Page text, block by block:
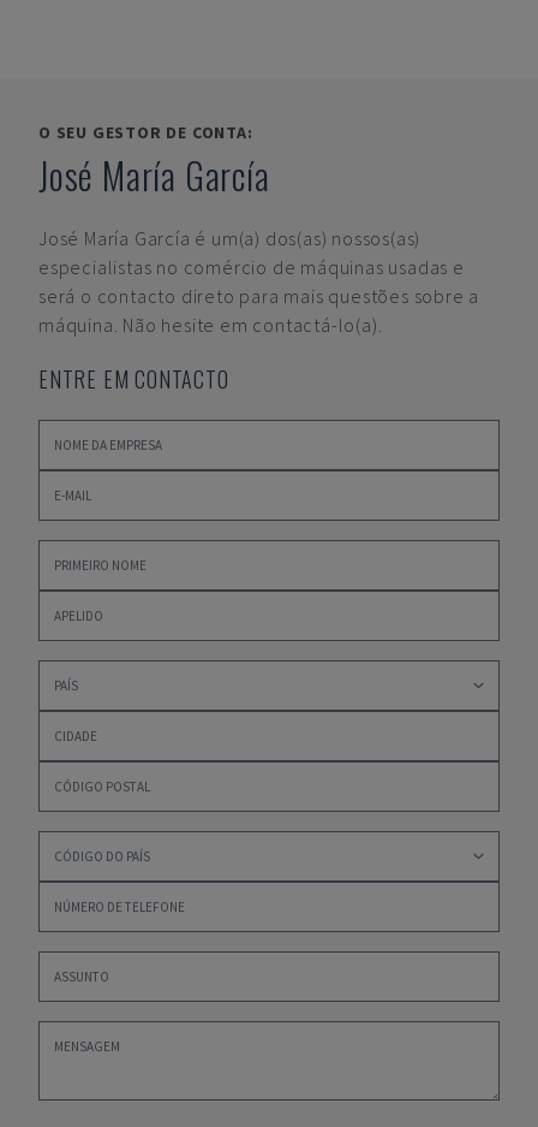
O SEU GESTOR DE CONTA:
José María García
José María García é um(a) dos(as) nossos(as)
especialistas no comércio de máquinas usadas e
será o contacto direto para mais questões sobre a
máquina. Não hesite em contactá-lo(a).
ENTRE EM CONTACTO